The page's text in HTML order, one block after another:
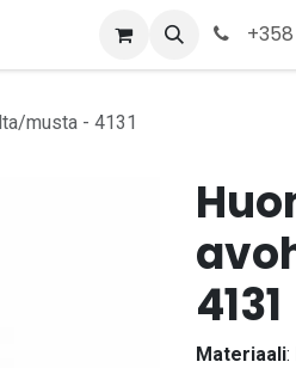
Tietoja meistä Ota +358
musta - 4131
4131
Materiaali: